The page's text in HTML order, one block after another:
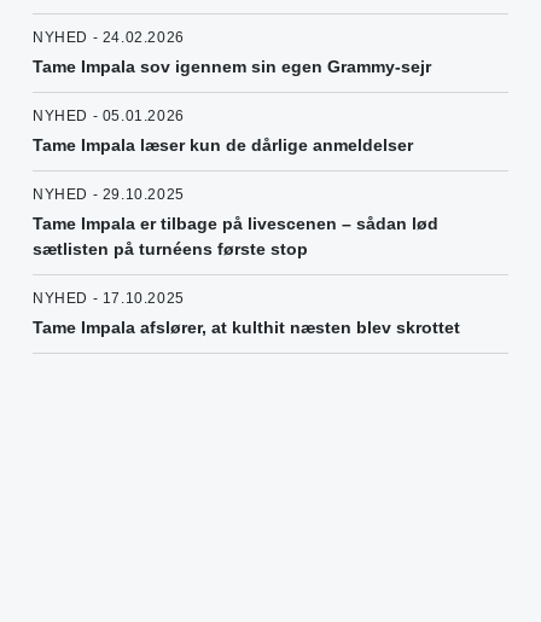
NYHED - 24.02.2026
Tame Impala sov igennem sin egen Grammy-sejr
NYHED - 05.01.2026
Tame Impala læser kun de dårlige anmeldelser
NYHED - 29.10.2025
Tame Impala er tilbage på livescenen – sådan lød
sætlisten på turnéens første stop
NYHED - 17.10.2025
Tame Impala afslører, at kulthit næsten blev skrottet